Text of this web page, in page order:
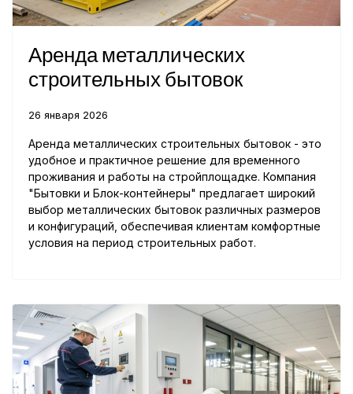
Аренда металлических
строительных бытовок
26 января 2026
Аренда металлических строительных бытовок - это
удобное и практичное решение для временного
проживания и работы на стройплощадке. Компания
"Бытовки и Блок-контейнеры" предлагает широкий
выбор металлических бытовок различных размеров
и конфигураций, обеспечивая клиентам комфортные
условия на период строительных работ.